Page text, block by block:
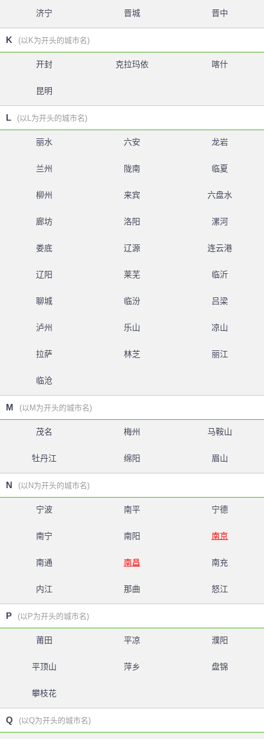
济宁 晋城 晋中
K (以K为开头的城市名)
开封 克拉玛依 喀什
昆明
L (以L为开头的城市名)
丽水 六安 龙岩
兰州 陇南 临夏
柳州 来宾 六盘水
廊坊 洛阳 漯河
娄底 辽源 连云港
辽阳 莱芜 临沂
聊城 临汾 吕梁
泸州 乐山 凉山
拉萨 林芝 丽江
临沧
M (以M为开头的城市名)
茂名 梅州 马鞍山
牡丹江 绵阳 眉山
N (以N为开头的城市名)
宁波 南平 宁德
南宁 南阳 南京
南通 南昌 南充
内江 那曲 怒江
P (以P为开头的城市名)
莆田 平凉 濮阳
平顶山 萍乡 盘锦
攀枝花
Q (以Q为开头的城市名)